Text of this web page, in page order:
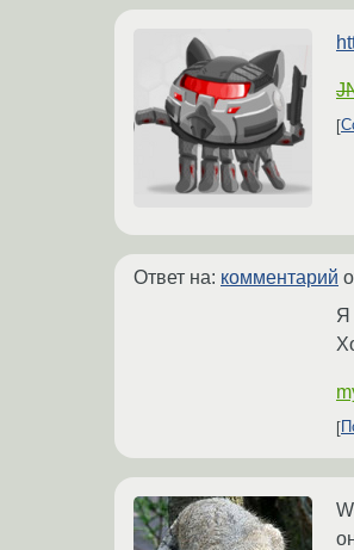
Ответ на: комментарий
Я